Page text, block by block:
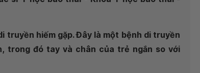
truyền hiếm gặp. Đây là một bệnh di truyền
trong đó tay và chân của trẻ ngắn so với